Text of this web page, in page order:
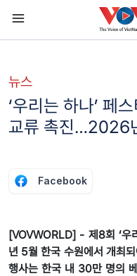
뉴스
‘우리는 하나’ 페
교류 촉진…2026
Facebook
[VOVWORLD] - 제8회 ‘우
년 5월 한국 수원에서 개최
행사는 한국 내 30만 명의